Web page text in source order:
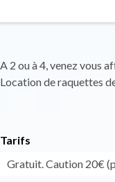
A 2 ou à 4, venez vous
Location de raquettes
Tarifs
Gratuit. Caution 20€